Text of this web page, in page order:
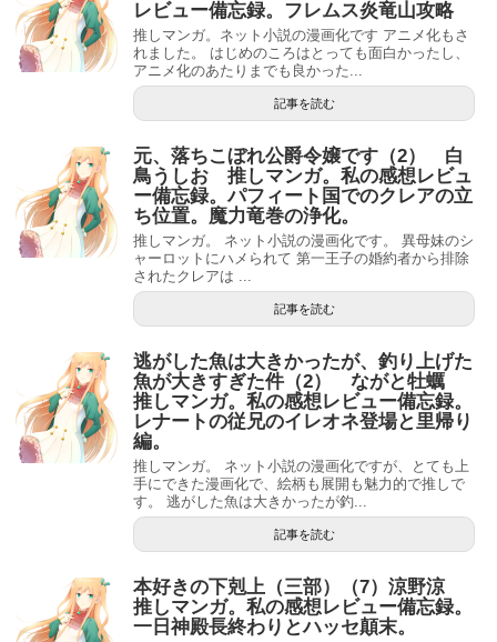
レビュー備忘録。フレムス炎竜山攻略
推しマンガ。ネット小説の漫画化です アニメ化もさ
れました。 はじめのころはとっても面白かったし、
アニメ化のあたりまでも良かった...
記事を読む
元、落ちこぼれ公爵令嬢です（2） 白
鳥うしお 推しマンガ。私の感想レビュ
ー備忘録。パフィート国でのクレアの立
ち位置。魔力竜巻の浄化。
推しマンガ。 ネット小説の漫画化です。 異母妹のシ
ャーロットにハメられて 第一王子の婚約者から排除
されたクレアは ...
記事を読む
逃がした魚は大きかったが、釣り上げた
魚が大きすぎた件（2） ながと牡蠣
推しマンガ。私の感想レビュー備忘録。
レナートの従兄のイレオネ登場と里帰り
編。
推しマンガ。 ネット小説の漫画化ですが、とても上
手にできた漫画化で、絵柄も展開も魅力的で推しで
す。 逃がした魚は大きかったが釣...
記事を読む
本好きの下剋上（三部）（7）涼野涼
推しマンガ。私の感想レビュー備忘録。
一日神殿長終わりとハッセ顛末。